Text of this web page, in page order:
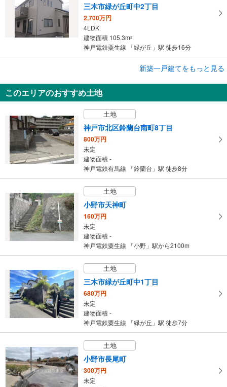
三木市緑が丘町中2丁目
2,700万円
4LDK
建物面積 105.3m2
神戸電鉄粟生線 「緑が丘」駅 徒歩16分
神戸市北区南五葉3丁目
建物面積 85.28m2
神戸電鉄粟生線 「西鈴蘭台」駅 徒歩11分
新築一戸建てをもっと見る
このエリアのおすすめ土地
土地
神戸市北区鈴蘭台南町8丁目
800万円
未定
建物面積 -
神戸電鉄有馬線 「鈴蘭台」駅 徒歩8分
土地
小野市天神町
160万円
未定
建物面積 -
神戸電鉄粟生線 「小野」駅から2100m
土地
三木市緑が丘町中1丁目
680万円
未定
建物面積 -
神戸電鉄粟生線 「緑が丘」駅 徒歩7分
土地
小野市長尾町
300万円
未定